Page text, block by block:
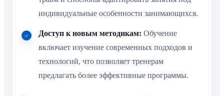
индивидуальные особенности занимающихся.
Доступ к новым методикам: Обучение
включает изучение современных подходов и
технологий, что позволяет тренерам
предлагать более эффективные программы.